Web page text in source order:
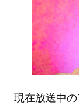
現在放送中